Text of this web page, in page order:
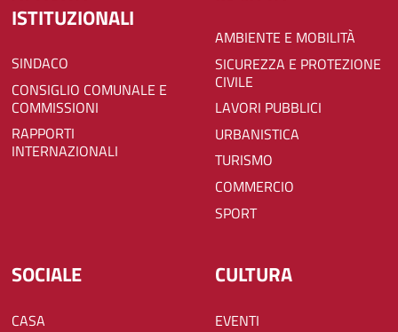
ISTITUZIONALI
SINDACO
CONSIGLIO COMUNALE E
COMMISSIONI
RAPPORTI
INTERNAZIONALI
AMBIENTE E MOBILITÀ
SICUREZZA E PROTEZIONE
CIVILE
LAVORI PUBBLICI
URBANISTICA
TURISMO
COMMERCIO
SPORT
SOCIALE
CASA
CULTURA
EVENTI